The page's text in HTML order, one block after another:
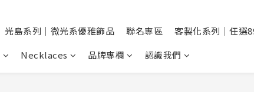
光島系列｜微光系優雅飾品 聯名專區 客製化系列｜任選
Necklaces 品牌專欄 認識我們